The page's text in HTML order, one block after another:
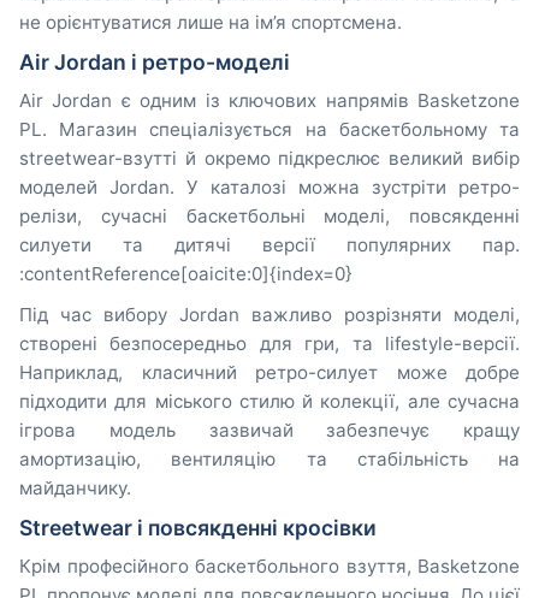
не орієнтуватися лише на ім’я спортсмена.
Air Jordan і ретро-моделі
Air Jordan є одним із ключових напрямів Basketzone
PL. Магазин спеціалізується на баскетбольному та
streetwear-взутті й окремо підкреслює великий вибір
моделей Jordan. У каталозі можна зустріти ретро-
релізи, сучасні баскетбольні моделі, повсякденні
силуети та дитячі версії популярних пар.
:contentReference[oaicite:0]{index=0}
Під час вибору Jordan важливо розрізняти моделі,
створені безпосередньо для гри, та lifestyle-версії.
Наприклад, класичний ретро-силует може добре
підходити для міського стилю й колекції, але сучасна
ігрова модель зазвичай забезпечує кращу
амортизацію, вентиляцію та стабільність на
майданчику.
Streetwear і повсякденні кросівки
Крім професійного баскетбольного взуття, Basketzone